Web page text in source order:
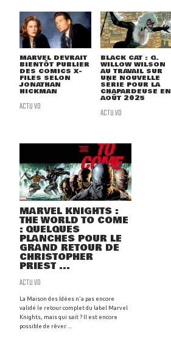
MARVEL DEVRAIT
BIENTÔT PUBLIER
DES COMICS X-
FILES SELON
JONATHAN
HICKMAN
ACTU VO
BLACK CAT : G.
WILLOW WILSON
AU TRAVAIL SUR
UNE NOUVELLE
SÉRIE POUR LA
CHAPARDEUSE EN
AOÛT 2025
ACTU VO
MARVEL KNIGHTS :
THE WORLD TO COME
: QUELQUES
PLANCHES POUR LE
GRAND RETOUR DE
CHRISTOPHER
PRIEST ...
ACTU VO
La Maison des Idées n'a pas encore
validé le retour complet du label Marvel
Knights, mais qui sait ? Il est encore
possible de rêver. ...